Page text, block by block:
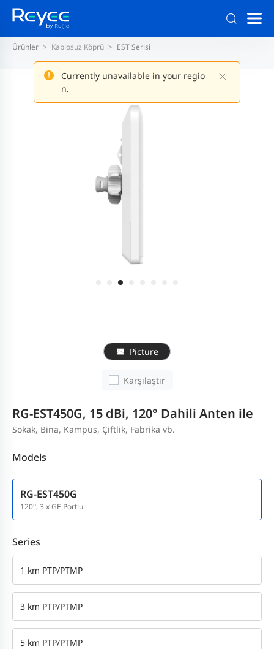
Currently unavailable in your regio
n.
Ürünler Kablosuz Köprü EST Serisi
Picture
Karşılaştır
RG-EST450G, 15 dBi, 120° Dahili Anten ile
Sokak, Bina, Kampüs, Çiftlik, Fabrika vb.
Models
RG-EST450G
120°, 3 x GE Portlu
Series
1 km PTP/PTMP
3 km PTP/PTMP
5 km PTP/PTMP